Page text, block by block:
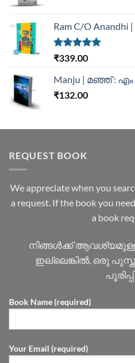
Ram C/O
Rated5.00
₹339.00
Manju | മഞ്ഞ് :
₹132.00
REQUEST BOOK
We appreciate when you
a request. If the book you
a book
നിങ്ങൾക്ക്
ഇല്ലെങ്കിൽ, ഒരു
Book Name (required)
Your Email (required)